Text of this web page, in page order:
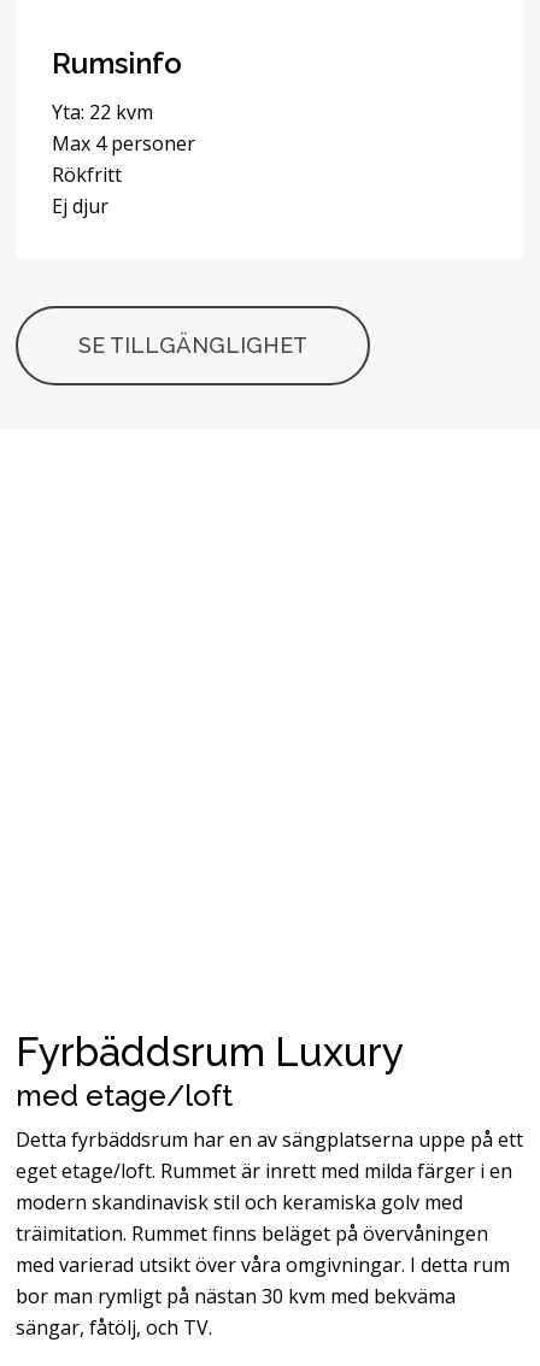
Rumsinfo
Yta: 22 kvm
Max 4 personer
Rökfritt
Ej djur
SE TILLGÄNGLIGHET
Fyrbäddsrum Luxury
med etage/loft
Detta fyrbäddsrum har en av sängplatserna uppe på ett
eget etage/loft. Rummet är inrett med milda färger i en
modern skandinavisk stil och keramiska golv med
träimitation. Rummet finns beläget på övervåningen
med varierad utsikt över våra omgivningar. I detta rum
bor man rymligt på nästan 30 kvm med bekväma
sängar, fåtölj, och TV.